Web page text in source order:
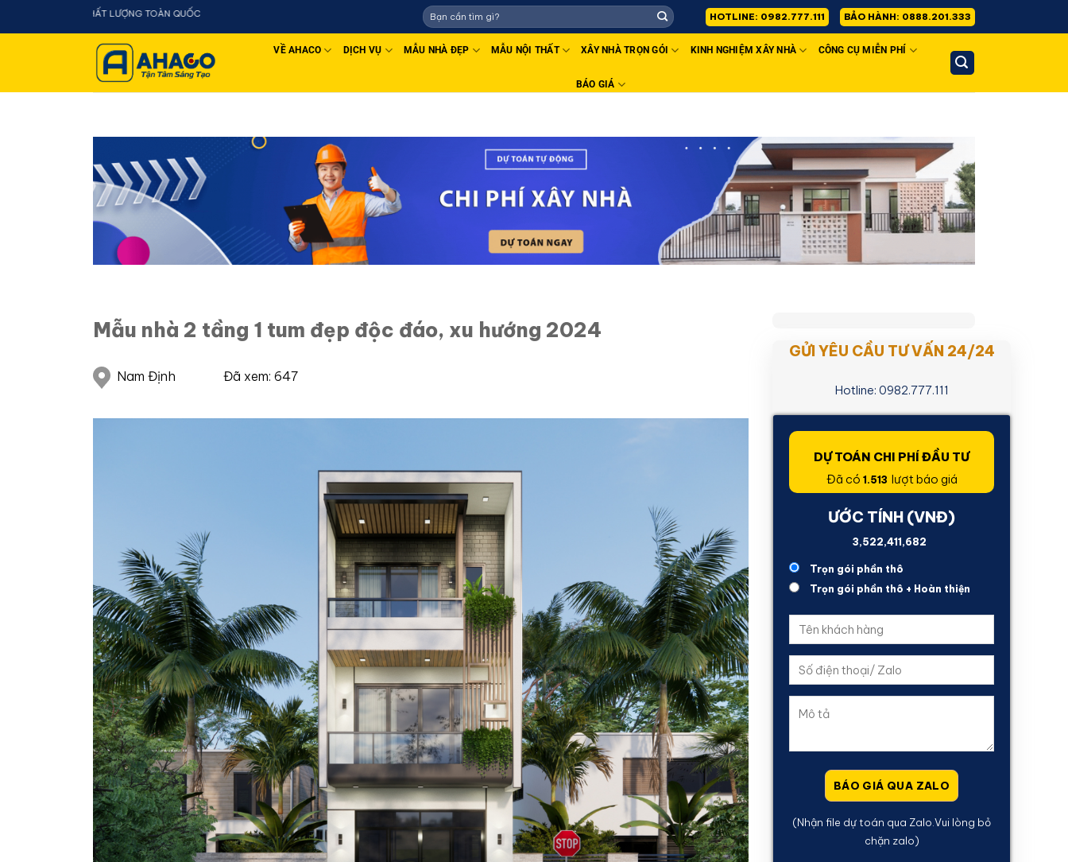
AHACO - THIẾT KẾ THI CÔNG UY TÍN - CHẤT LƯỢNG TOÀN QUỐC HOTLINE: 0982.777.111 BẢO HÀNH: 0888.201.333
VỀ AHACO DỊCH VỤ MẪU NHÀ ĐẸP MẪU NỘI THẤT XÂY NHÀ TRỌN GÓI KINH NGHIỆM XÂY NHÀ CÔNG CỤ MIỄN PHÍ
BÁO GIÁ
Mẫu nhà 2 tầng 1 tum đẹp độc đáo, xu hướng 2024
Nam Định Đã xem: 647
GỬI YÊU CẦU TƯ VẤN 24/24
Hotline: 0982.777.111
DỰ TOÁN CHI PHÍ ĐẦU TƯ
Đã có 1.513 lượt báo giá
ƯỚC TÍNH (VNĐ)
636,610,189
Trọn gói phần thô
Trọn gói phần thô + Hoàn thiện
(Nhận file dự toán qua Zalo.Vui lòng bỏ
chặn zalo)